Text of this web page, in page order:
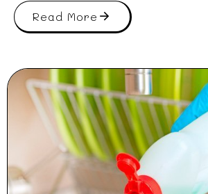
Read More